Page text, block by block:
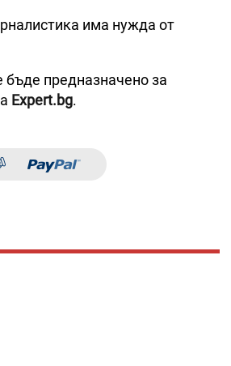
има нужда от
предназначено за
Expert.bg.